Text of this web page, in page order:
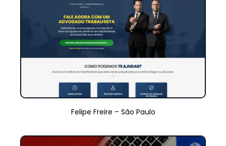
Felipe Freire – São Paulo